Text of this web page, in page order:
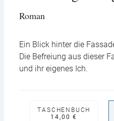
Roman
Ein Blick hinter die
Die Befreiung aus dieser
und ihr eigenes Ich.
TASCHENBUCH
14,00 €